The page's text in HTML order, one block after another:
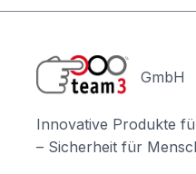
GmbH
Innovative Produkte
– Sicherheit für